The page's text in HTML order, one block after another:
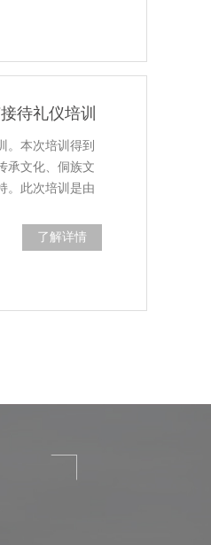
待礼仪培训
。本次培训得到
承文化、侗族文
。此次培训是由
了解详情